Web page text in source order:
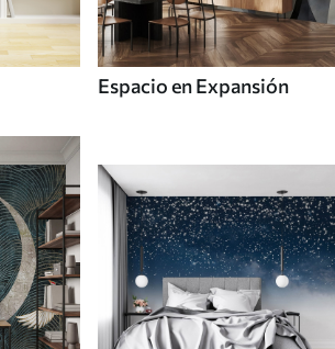
Espacio en Expansión